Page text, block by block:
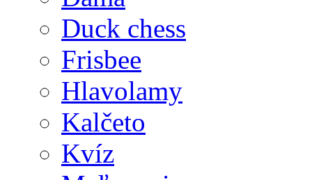
Duck chess
Frisbee
Hlavolamy
Kalčeto
Kvíz